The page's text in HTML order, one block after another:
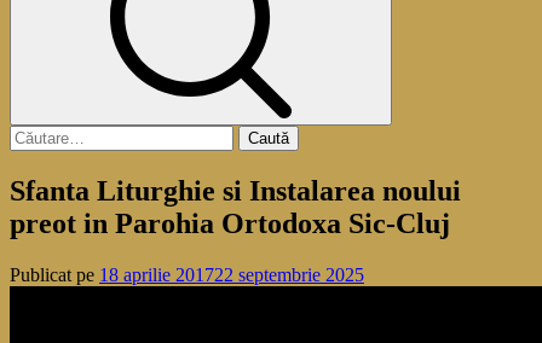
Caută
după:
Sfanta Liturghie si Instalarea noului
preot in Parohia Ortodoxa Sic-Cluj
Publicat pe 18 aprilie 201722 septembrie 2025